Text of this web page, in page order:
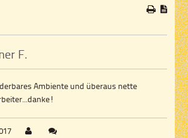
F.
Ambiente und überaus nette